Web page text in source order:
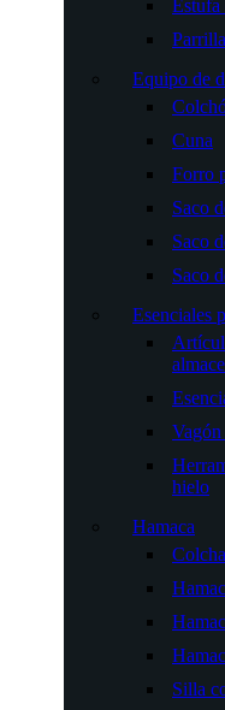
Equipo de
Cuna
Forro
Saco
Saco
Saco
Esenciales
Vagón
hielo
Hamaca
Silla